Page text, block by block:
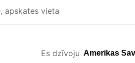
Es dzīvoju